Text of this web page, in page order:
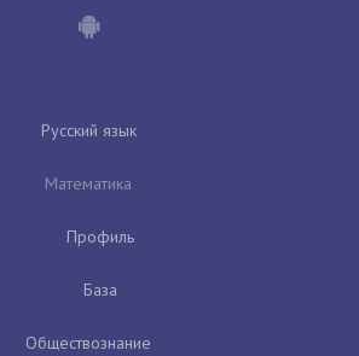
Русский язык
Математика
Профиль
База
Обществознание